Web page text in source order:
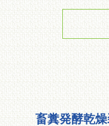
畜糞発酵乾